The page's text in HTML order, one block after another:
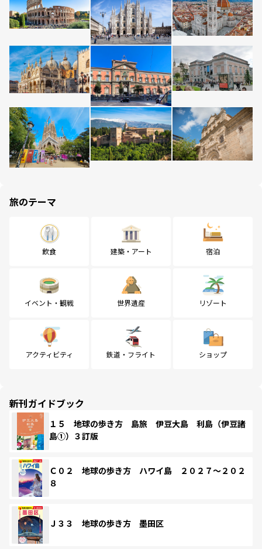
旅のテーマ
飲食 建築・アート 宿泊
イベント・観戦 世界遺産 リゾート
アクティビティ 鉄道・フライト ショップ
新刊ガイドブック
１５ 地球の歩き方 島旅 伊豆大島 利島（伊豆諸
島①）３訂版
Ｃ０２ 地球の歩き方 ハワイ島 ２０２７～２０２
８
Ｊ３３ 地球の歩き方 墨田区